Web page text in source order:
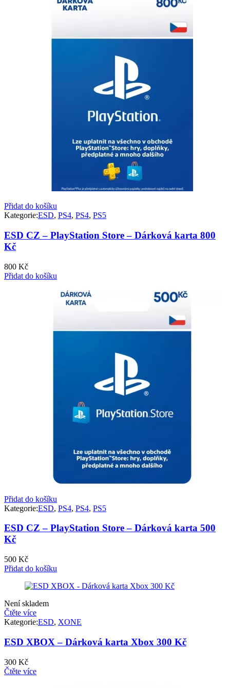
Přidat do košíku
Kategorie:ESD, PS4, PS4, PS5
ESD CZ – PlayStation Store – Dárková karta 800
Kč
800 Kč
Přidat do košíku
Přidat do košíku
Kategorie:ESD, PS4, PS4, PS5
ESD CZ – PlayStation Store – Dárková karta 500
Kč
500 Kč
Přidat do košíku
Není skladem
Čtěte více
Kategorie:ESD, XONE
ESD XBOX – Dárková karta Xbox 300 Kč
300 Kč
Čtěte více